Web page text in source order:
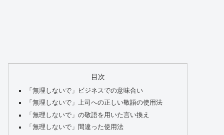
目次
「無理しないで」ビジネスでの意味合い
「無理しないで」上司への正しい敬語の使用法
「無理しないで」の敬語を用いた言い換え
「無理しないで」間違った使用法